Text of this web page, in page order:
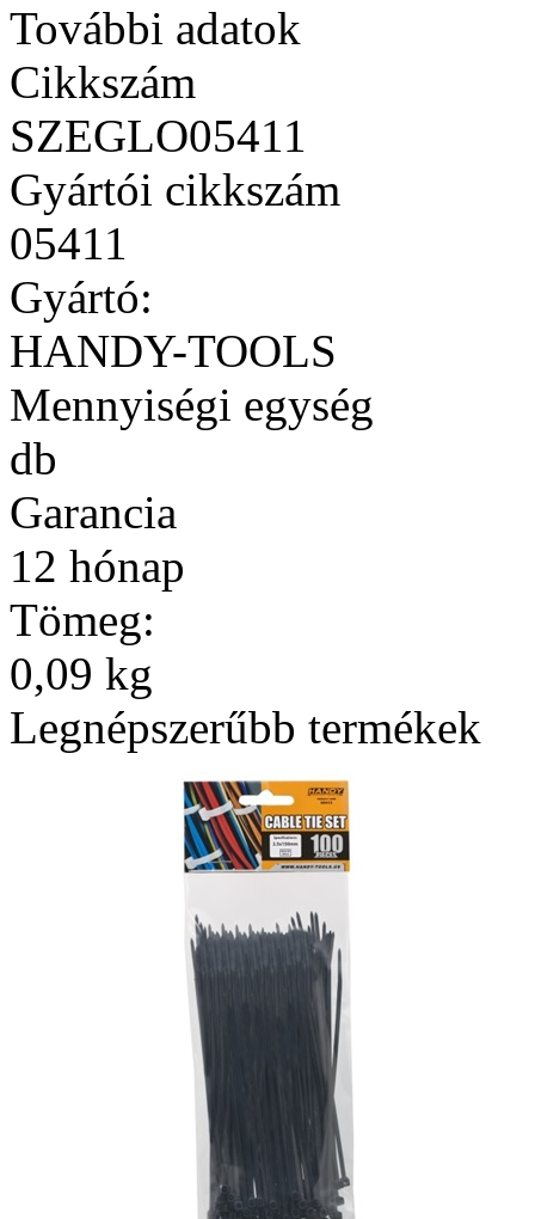
További adatok
Cikkszám
SZEGLO05411
Gyártói cikkszám
05411
Gyártó:
HANDY-TOOLS
Mennyiségi egység
db
Garancia
12 hónap
Tömeg:
0,09 kg
Legnépszerűbb termékek